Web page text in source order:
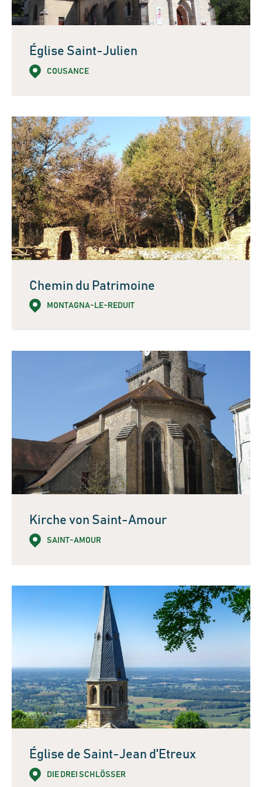
Église Saint-Julien
COUSANCE
Chemin du Patrimoine
MONTAGNA-LE-REDUIT
Kirche von Saint-Amour
SAINT-AMOUR
Église de Saint-Jean d'Etreux
DIE DREI SCHLÖSSER